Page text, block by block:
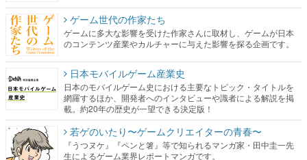
ゲーム世代の作家たち
ゲームに多大な影響を受けた作家さんに取材し、ゲームが日本
のコンテンツ産業やカルチャーに与えた影響を探る企画です。
日本モバイルゲーム産業史
日本のモバイルゲーム史における主要なトピック・タイトルを
網羅するほか、開発者へのインタビューや識者による解説を掲
載。約20年の歴史が一望できる決定版！
若ゲのいたり〜ゲームクリエイターの青春〜
『うつヌケ』『ペンと箸』等で知られるマンガ家・田中圭一先
生によるゲーム業界レポートマンガです。